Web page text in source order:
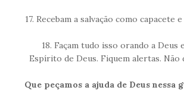
17. Recebam a salvação como
18. Façam tudo isso orando a
Espírito de Deus. Fiquem alertas.
Que peçamos a ajuda de Deus